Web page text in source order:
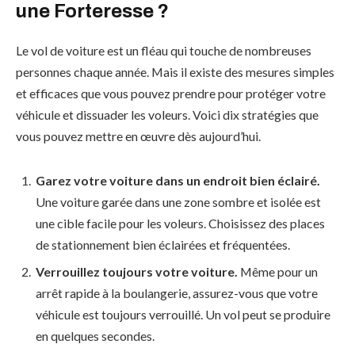
une Forteresse ?
Le vol de voiture est un fléau qui touche de nombreuses
personnes chaque année. Mais il existe des mesures simples
et efficaces que vous pouvez prendre pour protéger votre
véhicule et dissuader les voleurs. Voici dix stratégies que
vous pouvez mettre en œuvre dès aujourd’hui.
Garez votre voiture dans un endroit bien éclairé.
Une voiture garée dans une zone sombre et isolée est
une cible facile pour les voleurs. Choisissez des places
de stationnement bien éclairées et fréquentées.
Verrouillez toujours votre voiture. Même pour un
arrêt rapide à la boulangerie, assurez-vous que votre
véhicule est toujours verrouillé. Un vol peut se produire
en quelques secondes.